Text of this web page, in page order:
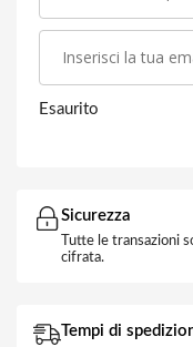
Esaurito
Sicurezza
Tutte le transazioni
cifrata.
Tempi di